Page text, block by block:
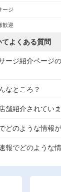
ージ
歓迎
よくある質問
ージ紹介ページ
なところ？
舗紹介されてい
どのような情報
報でどのような